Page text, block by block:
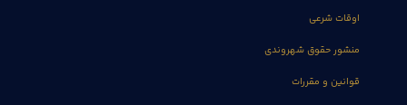
اوقات شرعی
منشور حقوق شهروندی
قوانین و مقررات